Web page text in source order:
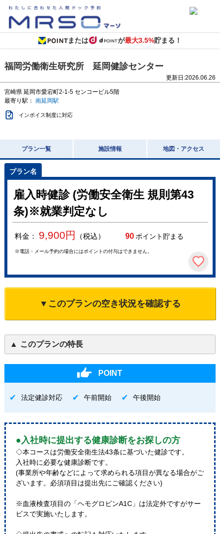
または が最大3.5%貯まる！
福岡労働衛生研究所 延岡健診センター
更新日:2026.06.26
宮崎県 延岡市愛宕町2-1-5 センコービル5階
最寄り駅： 南延岡駅
インボイス制度に対応
プラン一覧 施設情報 地図・アクセス
雇入時健診 (労働安全衛生 規則第43
条)※就業判定なし
料金： 9,900円 （税込） 90ポイント貯まる
※電話・メール予約の場合にはポイントの付与はできません。
▼このプランの空き状況を確認する
このプランの特長
POINT
法定健診対応 午前開始 午後開始
●入社時に提出する健康診断をお探しの方
◇本コースは労働安全衛生法43条に基づいた健診です。
入社時に必要な健康診断です。
(事業所や年齢などによって求められる項目が異なる場合がご
ざいます。必須項目は提出先にご確認ください)
※血液検査項目の「ヘモグロビンA1C」は法定外ですがサー
ビスで実施いたします。